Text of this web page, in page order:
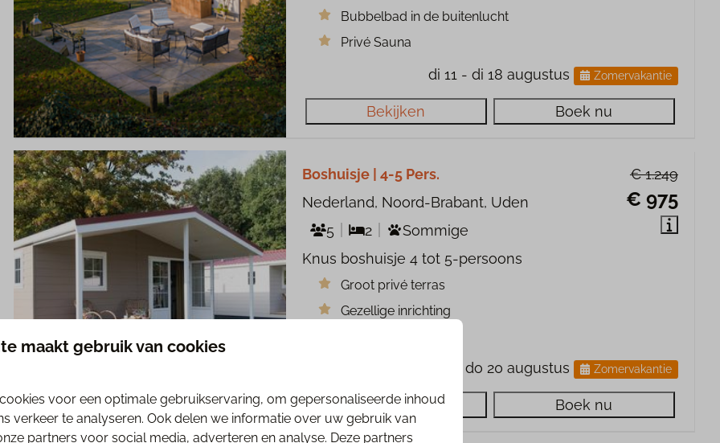
Bubbelbad in de buitenlucht
Privé Sauna
di 11 - di 18 augustus Zomervakantie
Bekijken Boek nu
9,4
€ 1.249
€ 975
Boshuisje | 4-5 Pers.
Nederland, Noord-Brabant, Uden
5
2
Sommige
Knus boshuisje 4 tot 5-persoons
Groot privé terras
Gezellige inrichting
do 13 - do 20 augustus Zomervakantie
Bekijken Boek nu
maakt gebruik van cookies
voor een optimale gebruikservaring, om gepersonaliseerde inhoud
verkeer te analyseren. Ook delen we informatie over uw gebruik van
partners voor social media, adverteren en analyse. Deze partners